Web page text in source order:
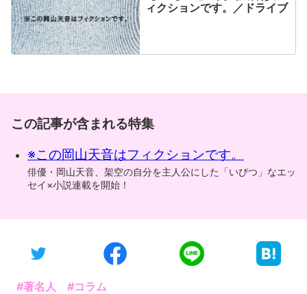
ィクションです。／ドライブ
この記事が含まれる特集
※この岡山天音はフィクションです。
俳優・岡山天音、架空の自分を主人公にした「いびつ」なエッ
セイ×小説連載を開始！
#著名人 #コラム